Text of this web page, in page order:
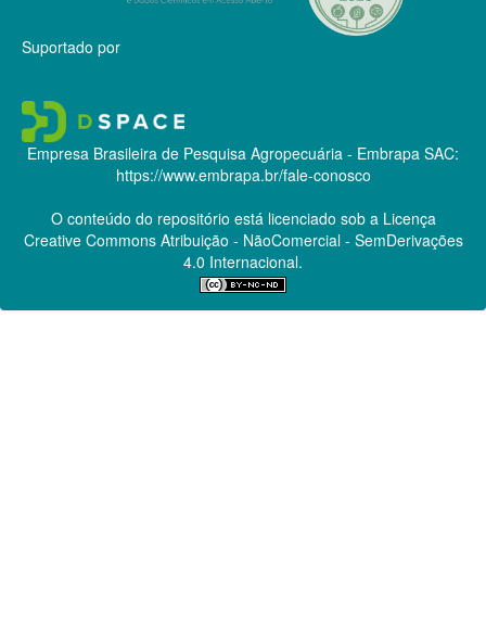
Suportado por
Empresa Brasileira de Pesquisa Agropecuária - Embrapa SAC:
https://www.embrapa.br/fale-conosco
O conteúdo do repositório está licenciado sob a Licença
Creative CommonsAtribuição - NãoComercial - SemDerivações
4.0 Internacional.